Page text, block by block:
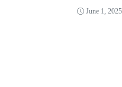
June 1, 2025